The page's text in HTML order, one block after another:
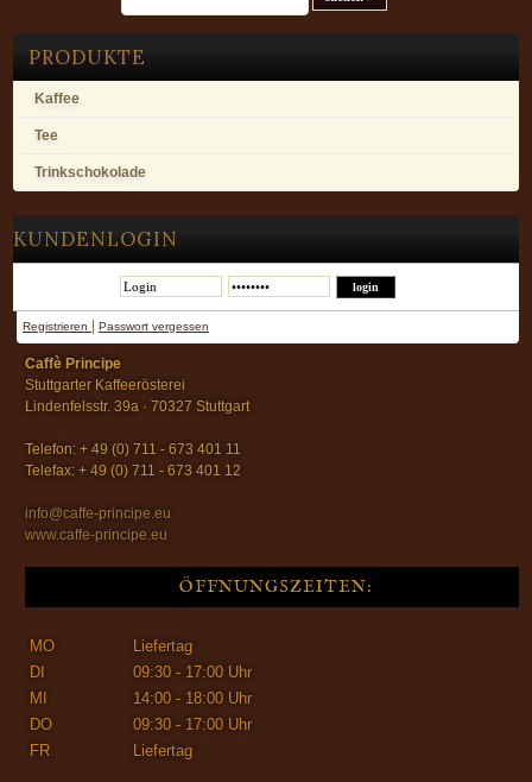
PRODUKTE
Kaffee
Tee
Trinkschokolade
KUNDENLOGIN
Registrieren Passwort vergessen
Caffè Principe
Stuttgarter Kaffeerösterei
Lindenfelsstr. 39a · 70327 Stuttgart
Telefon: + 49 (0) 711 - 673 401 11
Telefax: + 49 (0) 711 - 673 401 12
info@caffe-principe.eu
www.caffe-principe.eu
ÖFFNUNGSZEITEN:
MO
Liefertag
DI
09:30 - 17:00 Uhr
MI
14:00 - 18:00 Uhr
DO
09:30 - 17:00 Uhr
FR
Liefertag